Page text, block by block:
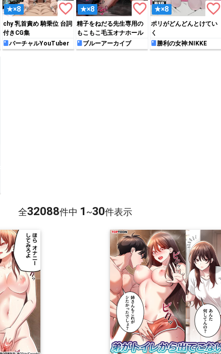
★×8 favorite_border
chy 乳首責め 騎乗位 台詞
付きCG集
バーチャルYouTuber
★×8 favorite_border
精子をねだる先生専用の
もこもこ毛玉オナホール
ブルーアーカイブ
★×8 favorite_border
ポリがどんどんとけてい
く
勝利の女神:NIKKE
全32088件中 1~30件表示